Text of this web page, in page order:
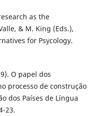
as the
& M. King (Eds.),
for Psycology.
O papel dos
processo de construção
dos Países de Língua
23.